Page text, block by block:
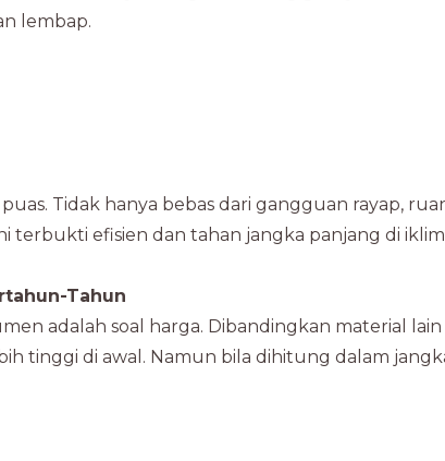
lembap.
Tidak hanya bebas dari gangguan rayap,
terbukti efisien dan tahan jangka panjang di iklim
Tahun
adalah soal harga. Dibandingkan material lain
tinggi di awal. Namun bila dihitung dalam